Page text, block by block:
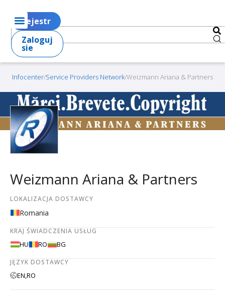
Rejestr
Zaloguj
sie
Infocenter/Service Providers Network/Weizmann Ariana & Partners
Weizmann Ariana & Partners
LOKALIZACJA DOSTAWCY
Romania
KRAJ ŚWIADCZENIA USŁUG
HU RO BG
JĘZYK DOSTAWCY
EN,RO